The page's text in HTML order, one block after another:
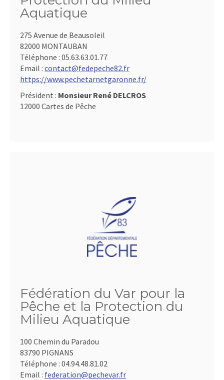
Aquatique
275 Avenue de Beausoleil
82000 MONTAUBAN
Téléphone : 05.63.63.01.77
Email : contact@fedepeche82.fr
https://www.pechetarnetgaronne.fr/
Président : Monsieur René DELCROS
12000 Cartes de Pêche
Fédération du Var pour la
Pêche et la Protection du
Milieu Aquatique
100 Chemin du Paradou
83790 PIGNANS
Téléphone : 04.94.48.81.02
Email : federation@pechevar.fr